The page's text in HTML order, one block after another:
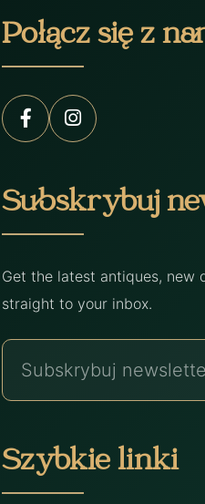
Połącz się z
Subskrybuj
Get the latest antiques, new
straight to your inbox.
Szybkie linki